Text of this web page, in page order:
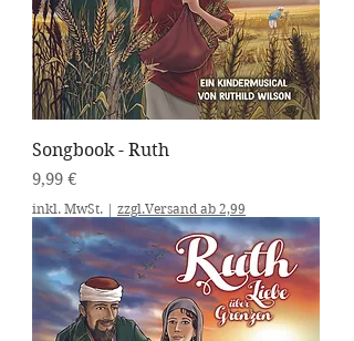
Songbook - Ruth
Preis
9,99 €
inkl. MwSt. | zzgl.Versand ab 2,99